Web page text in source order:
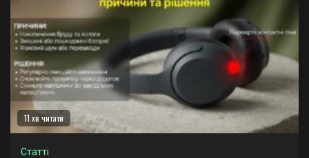
11 хв читати
Статті